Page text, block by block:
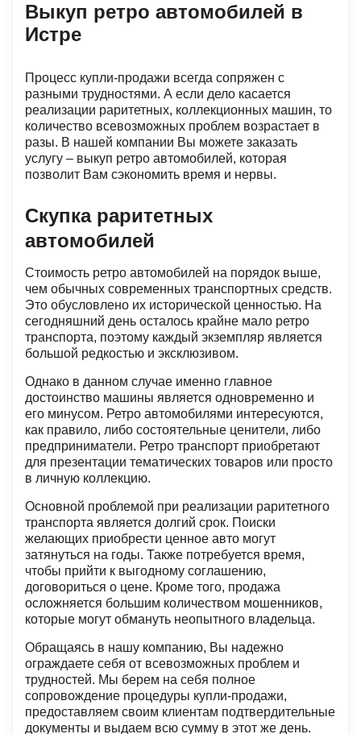
Выкуп ретро автомобилей в
Истре
Процесс купли-продажи всегда сопряжен с
разными трудностями. А если дело касается
реализации раритетных, коллекционных машин, то
количество всевозможных проблем возрастает в
разы. В нашей компании Вы можете заказать
услугу – выкуп ретро автомобилей, которая
позволит Вам сэкономить время и нервы.
Скупка раритетных
автомобилей
Стоимость ретро автомобилей на порядок выше,
чем обычных современных транспортных средств.
Это обусловлено их исторической ценностью. На
сегодняшний день осталось крайне мало ретро
транспорта, поэтому каждый экземпляр является
большой редкостью и эксклюзивом.
Однако в данном случае именно главное
достоинство машины является одновременно и
его минусом. Ретро автомобилями интересуются,
как правило, либо состоятельные ценители, либо
предприниматели. Ретро транспорт приобретают
для презентации тематических товаров или просто
в личную коллекцию.
Основной проблемой при реализации раритетного
транспорта является долгий срок. Поиски
желающих приобрести ценное авто могут
затянуться на годы. Также потребуется время,
чтобы прийти к выгодному соглашению,
договориться о цене. Кроме того, продажа
осложняется большим количеством мошенников,
которые могут обмануть неопытного владельца.
Обращаясь в нашу компанию, Вы надежно
ограждаете себя от всевозможных проблем и
трудностей. Мы берем на себя полное
сопровождение процедуры купли-продажи,
предоставляем своим клиентам подтвердительные
документы и выдаем всю сумму в этот же день.